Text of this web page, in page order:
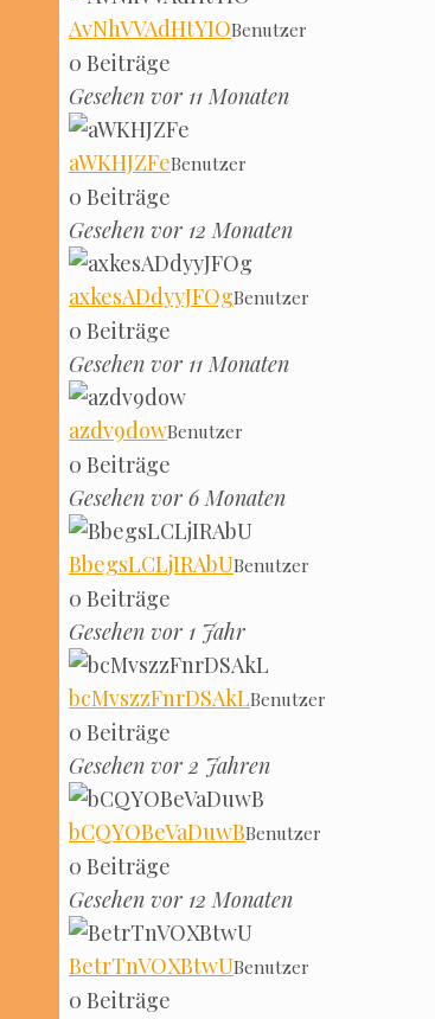
AvNhV­VAdHtYIOBenut­zer
0 Bei­trä­ge
Gese­hen vor 11 Monaten
aWKHJZ­FeBenut­zer
0 Bei­trä­ge
Gese­hen vor 12 Monaten
axkes­AD­dy­y­J­FOgBenut­zer
0 Bei­trä­ge
Gese­hen vor 11 Monaten
azdv9dowBenut­zer
0 Bei­trä­ge
Gese­hen vor 6 Monaten
Bbe­gsL­CLjI­RA­bUBenut­zer
0 Bei­trä­ge
Gese­hen vor 1 Jahr
bcMv­szzFnrD­SAkLBenut­zer
0 Bei­trä­ge
Gese­hen vor 2 Jahren
bCQYO­Be­Va­DuwBBenut­zer
0 Bei­trä­ge
Gese­hen vor 12 Monaten
BetrTnVOXBt­wUBenut­zer
0 Bei­trä­ge